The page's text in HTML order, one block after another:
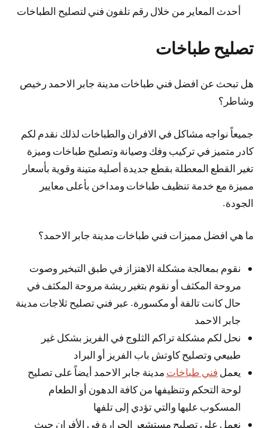
أحدث المعاير من خلال رقم تلفون فني لتصليح الطباخات
تصليح طباخات
هل تبحث عن افضل فني طباخات مدينة جابر الاحمد رخيص
وشاطر؟
جميعاً نواجه مشاكل في الافران والطباخات لذلك نقدم لكم
كادر متميز في تركيب وفك وصيانة وتصليح طباخات وميزة
تغير القطع المعطلة بقطع جديدة أصلية متينة وقوية بأسعار
مميزة مع خدمة تنظيف طباخات ومداخن بأعلى معايير
الجودة.
ما هي افضل مميزات فني طباخات مدينة جابر الاحمد؟
نقوم بمعالجة مشكلة الاهتزاز في طبق التبخير وصوت
مروحة المكثف أو نقوم بتغير ريشة مروحة المكثف في
حال كانت تالفة أو مكسورة. عبر فني تصليح ثلاجات مدينة
جابر الاحمد
نحل لكم مشكلة تراكم الثلوج في الفريز بشكل غير
طبيعي وتصليح كاوتش باب الفريز أو البراد
يعمل فني طباخات مدينة جابر الاحمد أيضاً على تصليح
لوحة التحكم وتنظيفها من كافة الدهون أو الطعام
المسكوب عليها والتي تؤدي إلى تلفها
نعمل على تصليح مستشعر الحرارة في الأفران حيث